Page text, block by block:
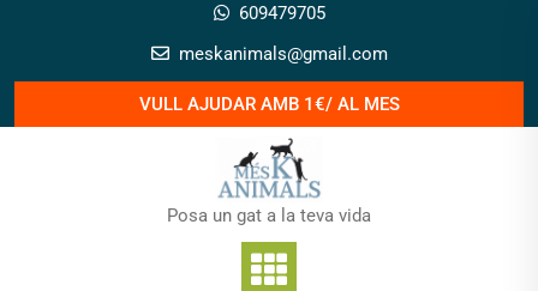
609479705
meskanimals@gmail.com
VULL AJUDAR AMB 1€/ AL MES
Posa un gat a la teva vida